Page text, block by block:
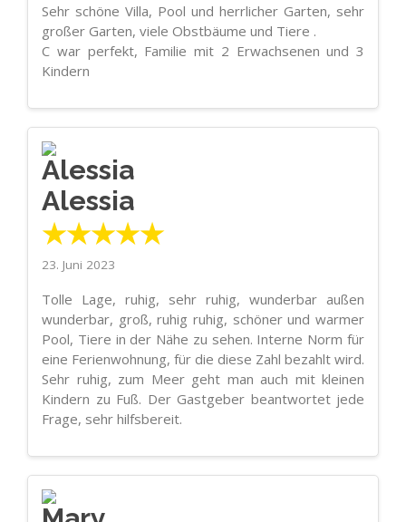
Sehr schöne Villa, Pool und herrlicher Garten, sehr
großer Garten, viele Obstbäume und Tiere .
C war perfekt, Familie mit 2 Erwachsenen und 3
Kindern
Alessia
★★★★★
23. Juni 2023
Tolle Lage, ruhig, sehr ruhig, wunderbar außen
wunderbar, groß, ruhig ruhig, schöner und warmer
Pool, Tiere in der Nähe zu sehen. Interne Norm für
eine Ferienwohnung, für die diese Zahl bezahlt wird.
Sehr ruhig, zum Meer geht man auch mit kleinen
Kindern zu Fuß. Der Gastgeber beantwortet jede
Frage, sehr hilfsbereit.